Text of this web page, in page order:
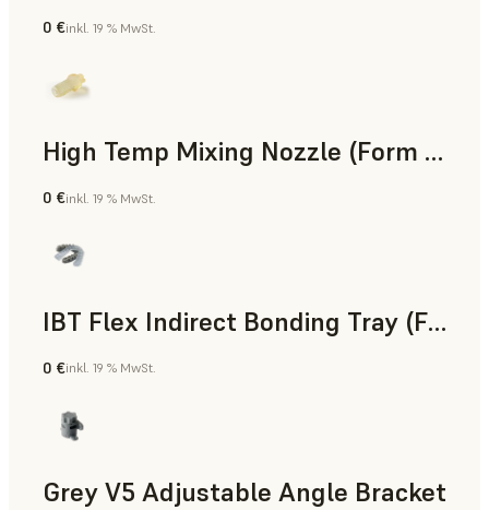
Technik
0 €inkl. 19 % MwSt.
High Temp Mixing Nozzle (Form 4)
Technik
0 €inkl. 19 % MwSt.
IBT Flex Indirect Bonding Tray (Form 4)
Zahnmedizin
0 €inkl. 19 % MwSt.
Grey V5 Adjustable Angle Bracket